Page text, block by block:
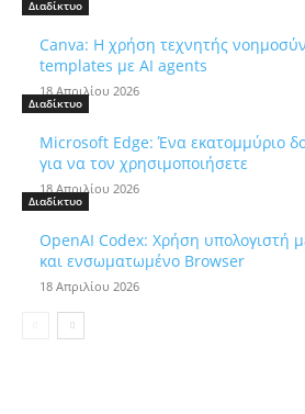
Διαδίκτυο
Canva: Η χρήση τεχνητής
templates με AI agents
18 Απριλίου 2026
Διαδίκτυο
Microsoft Edge: Ένα εκατομμύριο
για να τον χρησιμοποιήσετε
18 Απριλίου 2026
Διαδίκτυο
OpenAI Codex: Χρήση υπολογιστή
και ενσωματωμένο Browser
18 Απριλίου 2026